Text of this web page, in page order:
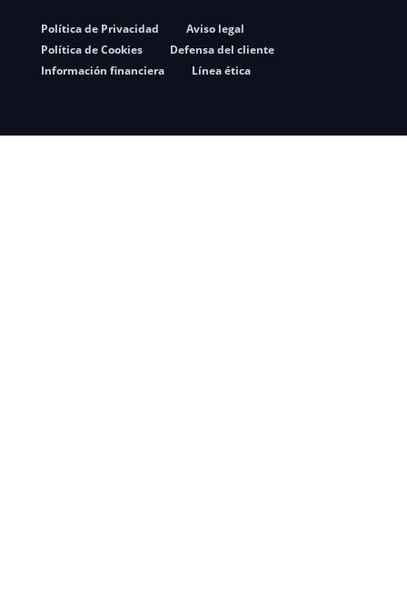
Política de Privacidad
Aviso legal
Política de Cookies
Defensa del cliente
Información financiera
Línea ética